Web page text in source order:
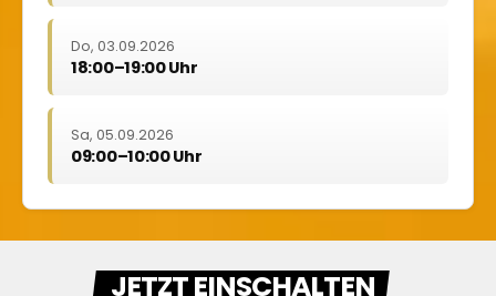
Do, 03.09.2026
18:00–19:00 Uhr
Sa, 05.09.2026
09:00–10:00 Uhr
JETZT EINSCHALTEN